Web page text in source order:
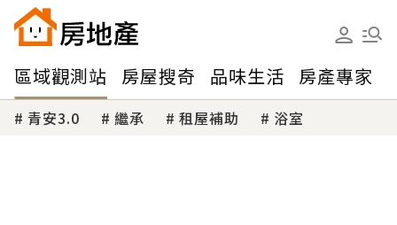
區域觀測站 房屋搜奇 品味生活 房產專家
青安3.0 繼承 租屋補助 浴室